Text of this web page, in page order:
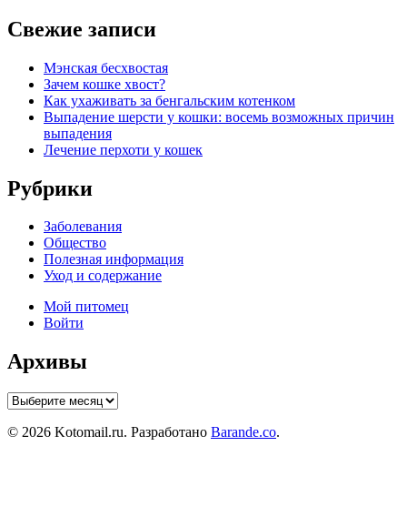
записям
Свежие записи
Мэнская бесхвостая
Зачем кошке хвост?
Как ухаживать за бенгальским котенком
Выпадение шерсти у кошки: восемь возможных причин
выпадения
Лечение перхоти у кошек
Рубрики
Заболевания
Общество
Полезная информация
Уход и содержание
Мой питомец
Войти
Архивы
Архивы
© 2026 Kotomail.ru. Разработано Barande.co.